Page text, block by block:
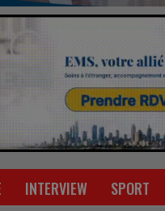
INTERVIEW SPORT